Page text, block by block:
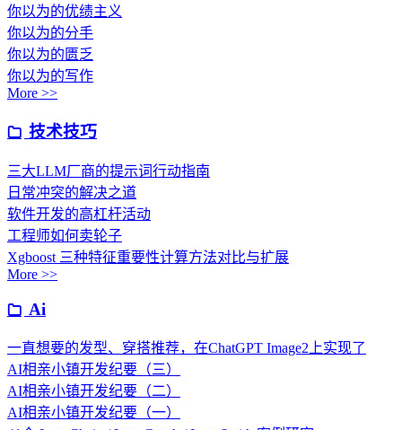
你以为的优绩主义
你以为的分手
你以为的匮乏
你以为的写作
More >>
技术技巧
三大LLM厂商的提示词行动指南
日常冲突的解决之道
软件开发的高杠杆活动
工程师如何卖轮子
Xgboost 三种特征重要性计算方法对比与扩展
More >>
Ai
一直想要的发型、穿搭推荐，在ChatGPT Image2上实现了
AI相亲小镇开发纪要（三）
AI相亲小镇开发纪要（二）
AI相亲小镇开发纪要（一）